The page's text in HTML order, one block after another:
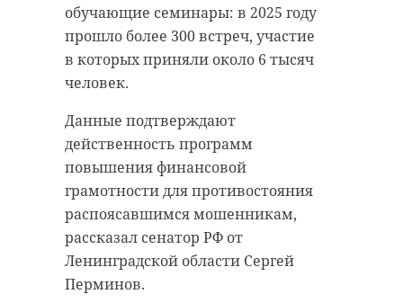
обучающие семинары: в 2025 году
прошло более 300 встреч, участие
в которых приняли около 6 тысяч
человек.
Данные подтверждают
действенность программ
повышения финансовой
грамотности для противостояния
распоясавшимся мошенникам,
рассказал сенатор РФ от
Ленинградской области Сергей
Перминов.
Воин XIII века изображен в
кольчуге и шлеме десятинного
типа, с копьем и топором. Таким
был простой человек, стоявший
насмерть вместе с Александром
Невским в битве со шведами.
В 16-ти мультимедийных экранах,
ведущих в атриум Исторического
парка, будет представлен путь
Обители сквозь века. История
рассказана редкими
документальными кадрами и